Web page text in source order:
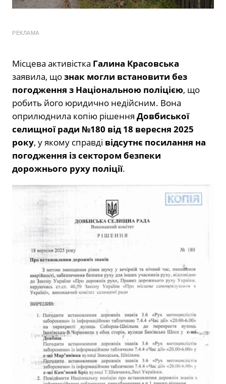
РЕКЛАМА
Місцева активістка Галина Красовська
заявила, щознак могли встановити без
погодження з Національною поліцією, що
робить його юридично недійсним. Вона
оприлюднила копію рішення Довбиської
селищної ради №180 від 18 вересня 2025
року, у якому справді відсутнє посилання на
погодження із сектором безпеки
дорожнього руху поліції.